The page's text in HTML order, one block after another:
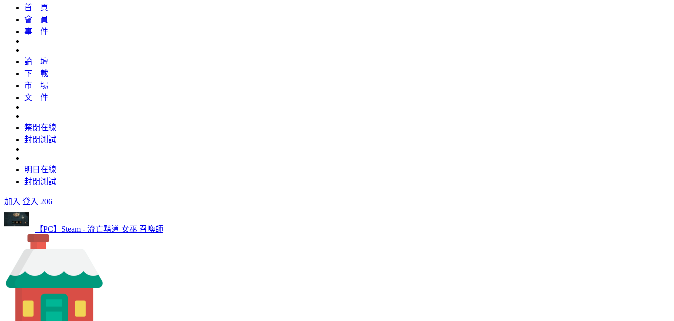
首 頁
會 員
事 件
論 壇
下 載
市 場
文 件
禁閉在線
封閉測試
明日在線
封閉測試
加入 登入 206
【PC】Steam - 流亡黯道 女巫 召喚師